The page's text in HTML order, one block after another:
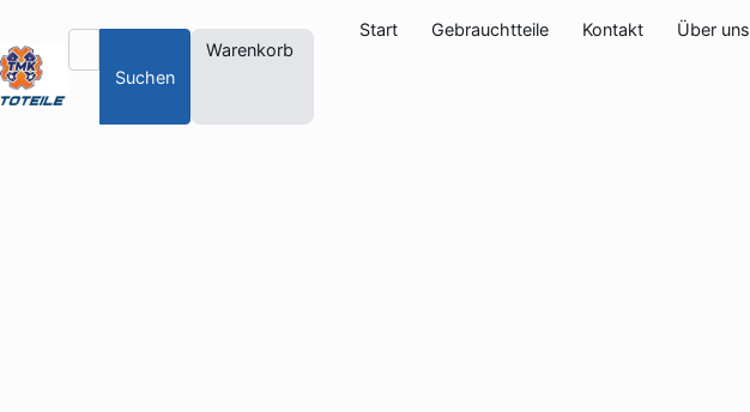
Suchen
Warenkorb
Start Gebrauchtteile Kontakt Über uns